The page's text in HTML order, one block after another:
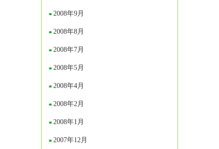
2008年9月
2008年8月
2008年7月
2008年5月
2008年4月
2008年2月
2008年1月
2007年12月